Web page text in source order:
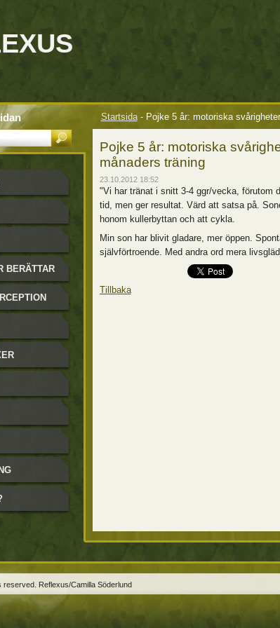
Startsida - Pojke 5 år: motoriska
Pojke 5 år: motoriska
månaders träning
23.10.2012 18:52
"Vi har tränat i snitt 3-4 ggr/vecka, förutom
tid, men ger resultat. Värd att satsa på.
honom kullerbyttan och att cykla.
Min son har blivit gladare, mer öppen.
självförtroende. Med andra ord mera
Tillbaka
BERÄTTAR
reserved. Reflexus/Camilla Söderlund